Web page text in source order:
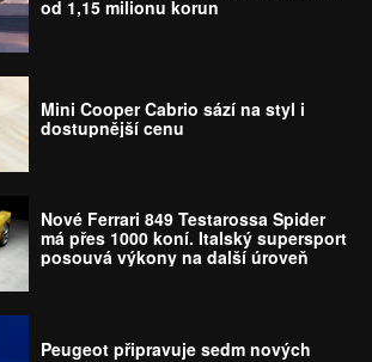
od 1,15 milionu korun
Mini Cooper Cabrio sází na styl i
dostupnější cenu
Nové Ferrari 849 Testarossa Spider
má přes 1000 koní. Italský supersport
posouvá výkony na další úroveň
Peugeot připravuje sedm nových